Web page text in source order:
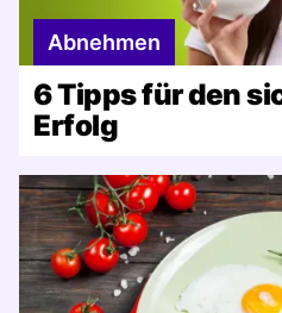
Abnehmen
6 Tipps für den
Erfolg